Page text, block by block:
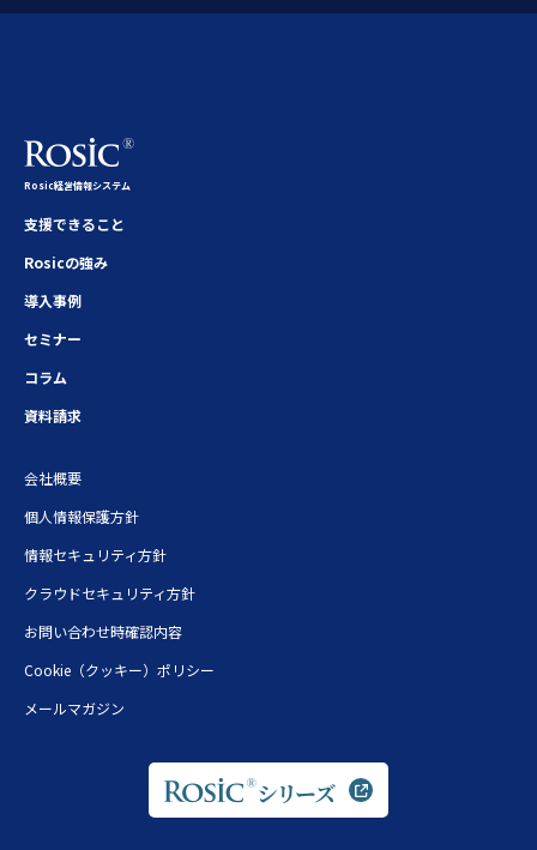
Rosic経営情報システム
支援できること
Rosicの強み
導入事例
セミナー
コラム
資料請求
会社概要
個人情報保護方針
情報セキュリティ方針
クラウドセキュリティ方針
お問い合わせ時確認内容
Cookie（クッキー）ポリシー
メールマガジン
シリーズ